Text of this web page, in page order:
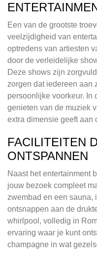
Een van de grootste
veelzijdigheid van
optredens van artiesten
door de verleidelijke
Deze shows zijn
zorgen dat iedereen aan
persoonlijke voorkeur. In
genieten van de muziek
extra dimensie geeft aan
FACILITEITEN
ONTSPANNEN
Naast het entertainment
jouw bezoek compleet
zwembad en een sauna,
ontsnappen aan de
whirlpool, volledig in
ervaring waar je kunt
champagne in wat